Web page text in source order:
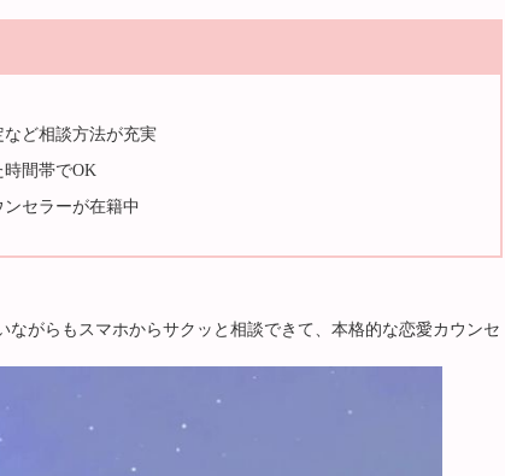
ど相談方法が充実
時間帯でOK
セラーが在籍中
ながらもスマホからサクッと相談できて、本格的な恋愛カウンセ